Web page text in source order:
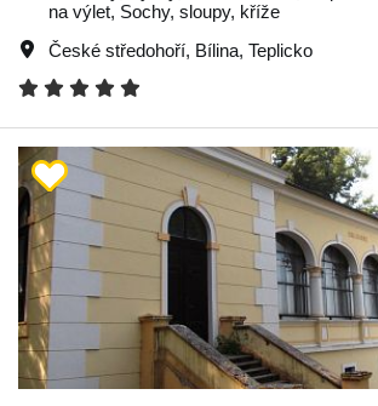
na výlet, Sochy, sloupy, kříže
České středohoří, Bílina, Teplicko